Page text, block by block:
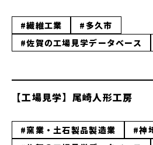
#繊維工業
#多久市
#佐賀の工場見学データベース
【工場見学】尾崎人形工房
#窯業・土石製品製造業
#神